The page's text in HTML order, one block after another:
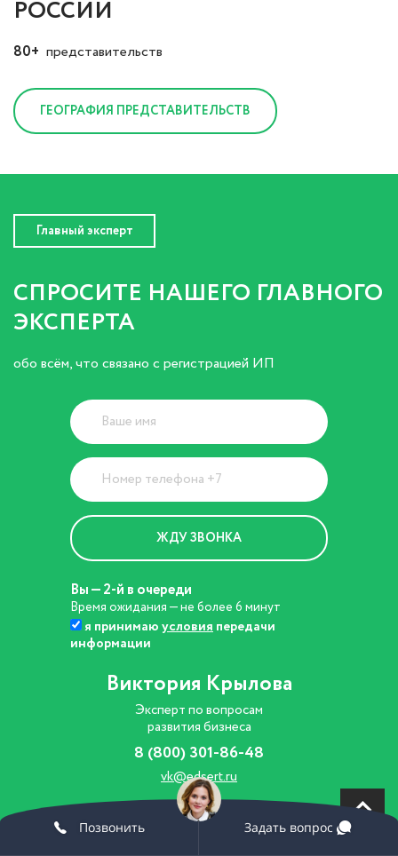
РОССИИ
80+ представительств
ГЕОГРАФИЯ ПРЕДСТАВИТЕЛЬСТВ
Главный эксперт
СПРОСИТЕ НАШЕГО ГЛАВНОГО
ЭКСПЕРТА
обо всём, что связано с регистрацией ИП
Вы — 2-й в очереди
Время ожидания — не более 6 минут
я принимаюусловияпередачи
информации
Виктория Крылова
Эксперт по вопросам
развития бизнеса
8 (800) 301-86-48
vk@edsert.ru
Позвонить Задать вопрос